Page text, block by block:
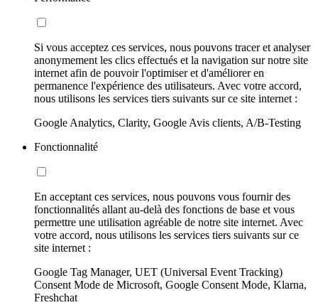
Si vous acceptez ces services, nous pouvons tracer et analyser
anonymement les clics effectués et la navigation sur notre site
internet afin de pouvoir l'optimiser et d'améliorer en
permanence l'expérience des utilisateurs. Avec votre accord,
nous utilisons les services tiers suivants sur ce site internet :
Google Analytics, Clarity, Google Avis clients, A/B-Testing
Fonctionnalité
En acceptant ces services, nous pouvons vous fournir des
fonctionnalités allant au-delà des fonctions de base et vous
permettre une utilisation agréable de notre site internet. Avec
votre accord, nous utilisons les services tiers suivants sur ce
site internet :
Google Tag Manager, UET (Universal Event Tracking)
Consent Mode de Microsoft, Google Consent Mode, Klarna,
Freshchat